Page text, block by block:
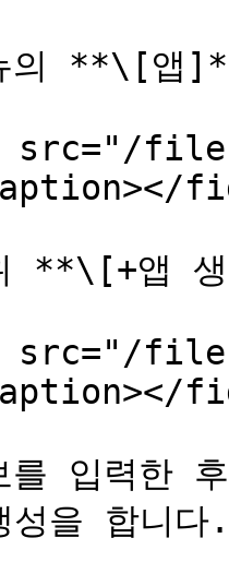
의 **\[앱
files/
**\[+앱 생
src="/
입력한
성을 합니다.